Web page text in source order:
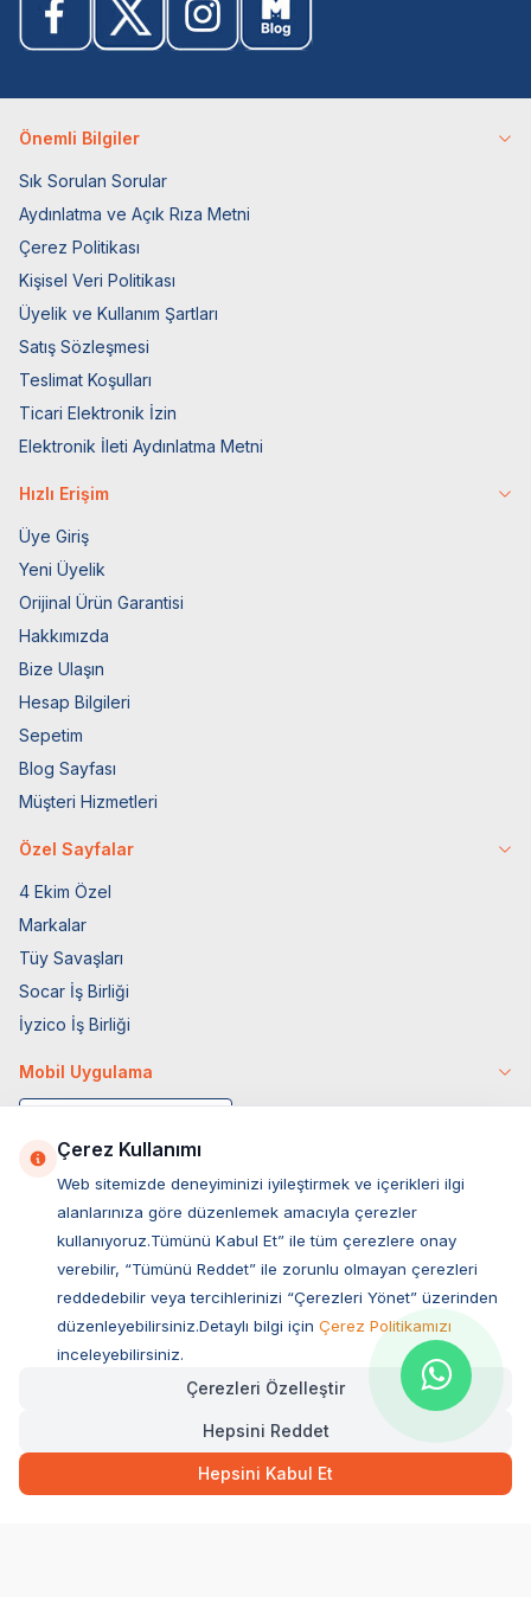
Önemli Bilgiler
Sık Sorulan Sorular
Aydınlatma ve Açık Rıza Metni
Çerez Politikası
Kişisel Veri Politikası
Üyelik ve Kullanım Şartları
Satış Sözleşmesi
Teslimat Koşulları
Ticari Elektronik İzin
Elektronik İleti Aydınlatma Metni
Hızlı Erişim
Üye Giriş
Yeni Üyelik
Orijinal Ürün Garantisi
Hakkımızda
Bize Ulaşın
Hesap Bilgileri
Sepetim
Blog Sayfası
Müşteri Hizmetleri
Özel Sayfalar
4 Ekim Özel
Markalar
Tüy Savaşları
Socar İş Birliği
İyzico İş Birliği
Mobil Uygulama
Müşteri Hizmetleri
Sıkça Sorulan Sorular
Ovacık Mah. Hacıoğlu Sok. No:13 Başiskele / KOCAELİ
Müşteri Destek Hattı
Çerez Kullanımı
Web sitemizde deneyiminizi iyileştirmek ve içerikleri ilgi
alanlarınıza göre düzenlemek amacıyla çerezler
kullanıyoruz.Tümünü Kabul Et” ile tüm çerezlere onay
verebilir, “Tümünü Reddet” ile zorunlu olmayan çerezleri
reddedebilir veya tercihlerinizi “Çerezleri Yönet” üzerinden
düzenleyebilirsiniz.Detaylı bilgi için Çerez Politikamızı
inceleyebilirsiniz.
Çerezleri Özelleştir
Hepsini Reddet
Hepsini Kabul Et